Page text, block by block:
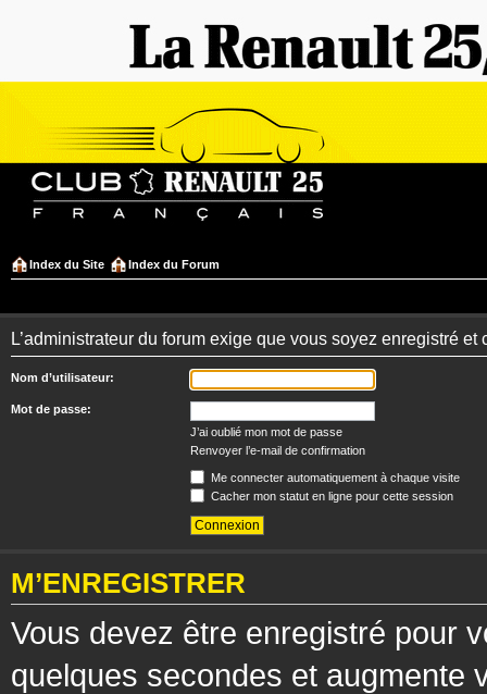
Index du Site Index du Forum
L’administrateur du forum exige que vous soyez enregistré
Nom d’utilisateur:
Mot de passe:
J’ai oublié mon mot de passe
Renvoyer l’e-mail de confirmation
Me connecter automatiquement à chaque visite
Cacher mon statut en ligne pour cette session
M’ENREGISTRER
Vous devez être enregistré pour
quelques secondes et augmente